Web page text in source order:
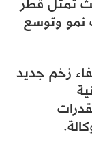
نمو وتوسع
زخم جديد